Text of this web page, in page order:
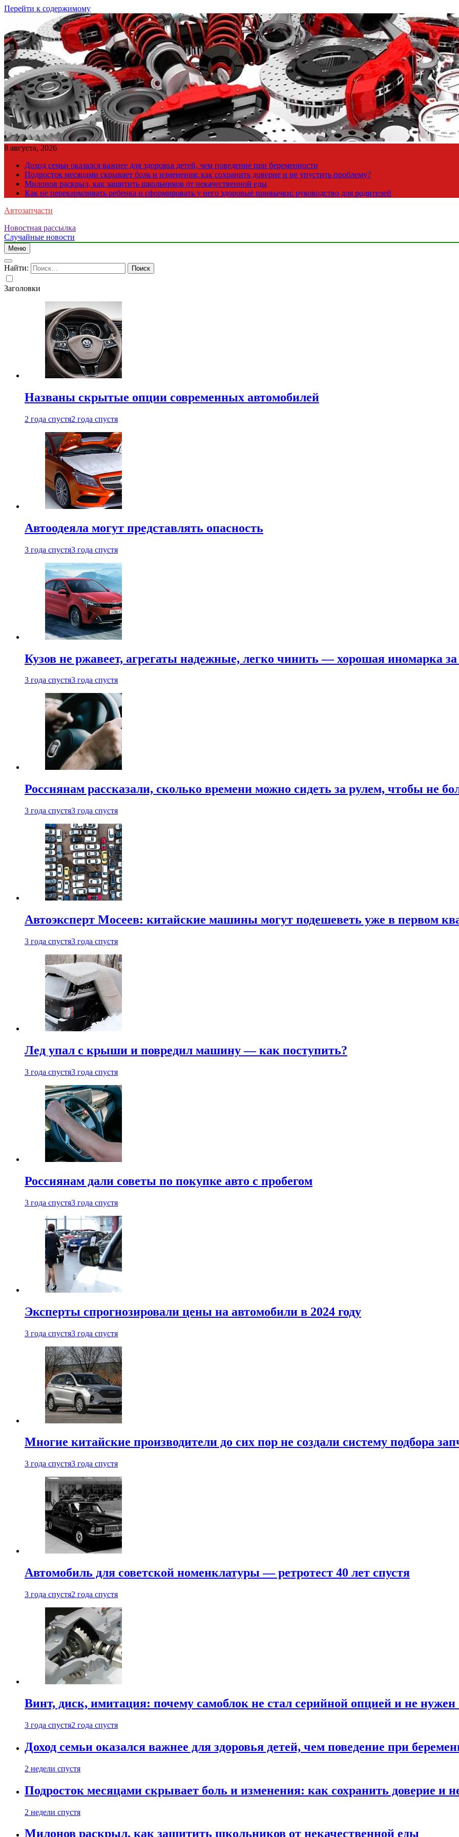
Перейти к содержимому
8 августа, 2026
Доход семьи оказался важнее для здоровья детей, чем поведение при беременности
Подросток месяцами скрывает боль и изменения: как сохранить доверие и не упустить проблему?
Милонов раскрыл, как защитить школьников от некачественной еды
Как не перекармливать ребенка и сформировать у него здоровые привычки: руководство для родителей
Автозапчасти
Новостная рассылка
Случайные новости
Меню
Найти:
Заголовки
Названы скрытые опции современных автомобилей
2 года спустя2 года спустя
Автоодеяла могут представлять опасность
3 года спустя3 года спустя
Кузов не ржавеет, агрегаты надежные, легко чинить — хорошая иномарка за
3 года спустя3 года спустя
Россиянам рассказали, сколько времени можно сидеть за рулем, чтобы не
3 года спустя3 года спустя
Автоэксперт Мосеев: китайские машины могут подешеветь уже в первом
3 года спустя3 года спустя
Лед упал с крыши и повредил машину — как поступить?
3 года спустя3 года спустя
Россиянам дали советы по покупке авто с пробегом
3 года спустя3 года спустя
Эксперты спрогнозировали цены на автомобили в 2024 году
3 года спустя3 года спустя
Многие китайские производители до сих пор не создали систему подбора
3 года спустя3 года спустя
Автомобиль для советской номенклатуры — ретротест 40 лет спустя
3 года спустя2 года спустя
Винт, диск, имитация: почему самоблок не стал серийной опцией и не
3 года спустя2 года спустя
Доход семьи оказался важнее для здоровья детей, чем поведение при
2 недели спустя
Подросток месяцами скрывает боль и изменения: как сохранить доверие и
2 недели спустя
Милонов раскрыл, как защитить школьников от некачественной еды